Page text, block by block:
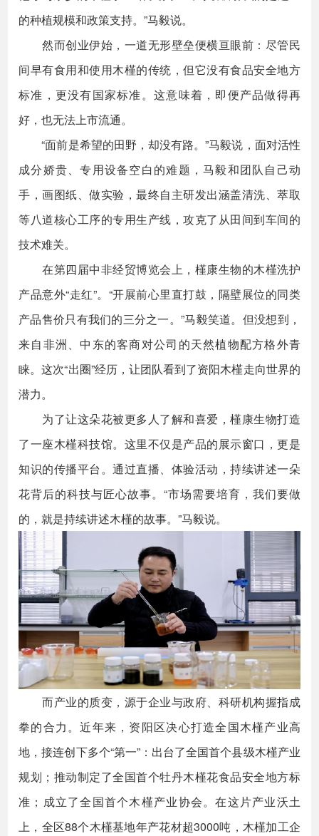
的种植规模和政策支持。”马毅说。
然而创业伊始，一道无形壁垒便横亘眼前：尽管民
间早有食用和使用木槿的传统，但它没有食品安全地方
标准，更没有国家标准。这意味着，即便产品做得再
好，也无法上市流通。
“面前是希望的田野，却没有路。”马毅说，面对活性
成分娇贵、专用设备空白的难题，马毅和团队自己动
手，画图纸、做实验，最终自主研发出涵盖清洗、萃取
等八道核心工序的专用生产线，攻克了从田间到车间的
技术难关。
在第四届中非经贸博览会上，槿康生物的木槿洗护
产品意外“走红”。“开展前心里直打鼓，隔壁展位的同类
产品售价只有我们的三分之一。”马毅笑道。但没想到，
来自非洲、中东的客商对公司的天然植物配方格外青
睐。这次“出圈”经历，让团队看到了资阳木槿走向世界的
潜力。
为了让这朵花被更多人了解和喜爱，槿康生物打造
了一座木槿科技馆。这里不仅是产品的展示窗口，更是
知识的传播平台。通过直播、体验活动，持续讲述一朵
花背后的科技与匠心故事。“市场需要培育，我们要做
的，就是持续讲述木槿的故事。”马毅说。
而产业的质变，源于企业与政府、科研机构握指成
拳的合力。近年来，资阳区决心打造全国木槿产业高
地，接连创下多个“第一”：出台了全国首个县级木槿产业
规划；推动制定了全国首个牡丹木槿花食品安全地方标
准；成立了全国首个木槿产业协会。在这片产业沃土
上，全区88个木槿基地年产花材超3000吨，木槿加工企